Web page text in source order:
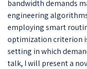
bandwidth demands
engineering
employing smart
optimization criterion
setting in which
talk, I will present a